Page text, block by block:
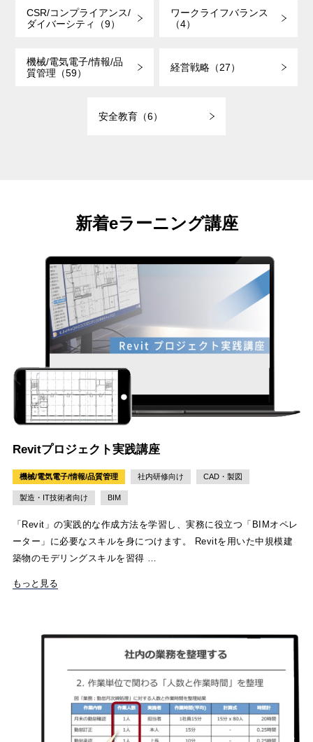
CSR/コンプライアンス/
ダイバーシティ（9）
ワークライフバランス
（4）
機械/電気電子/情報/品
質管理（59）
経営戦略（27）
安全教育（6）
新着eラーニング講座
Revitプロジェクト実践講座
機械/電気電子/情報/品質管理 社内研修向け CAD・製図
製造・IT技術者向け BIM
「Revit」の実践的な作成方法を学習し、実務に役立つ「BIMオペレ
ーター」に必要なスキルを身につけます。 Revitを用いた中規模建
築物のモデリングスキルを習得 …
もっと見る